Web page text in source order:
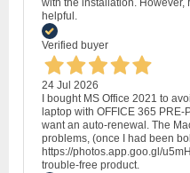
with the installation. However,
helpful.
Verified buyer
24 Jul 2026
I bought MS Office 2021 to
laptop with OFFICE 365
want an auto-renewal. The
problems, (once I had been
https://photos.app.goo.gl/
trouble-free product.